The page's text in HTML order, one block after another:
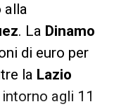
alla
. La Dinamo
di euro per
la Lazio
agli 11